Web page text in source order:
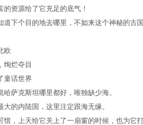
的资源给了它充足的底气！
道下个目的地去哪里，不如来这个神秘的古
欧
绚烂夺目
童话世界
哈萨克斯坦哪里都好，唯独缺少海。
大的内陆国，这里注定跟海无缘。
惜，上天给它关上了一扇窗的时候，也为它